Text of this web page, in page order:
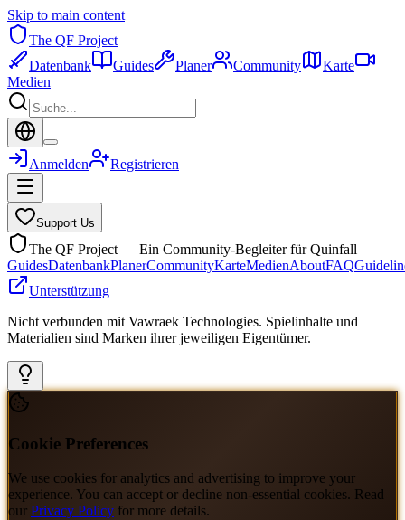
Skip to main content
The QF Project
Datenbank
Guides Planer Community
Karte
Medien
Anmelden Registrieren
Support Us
The QF Project — Ein Community-Begleiter für Quinfall
GuidesDatenbankPlanerCommunityKarteMedienAboutFAQ
Unterstützung
Nicht verbunden mit Vawraek Technologies. Spielinhalte und
Materialien sind Marken ihrer jeweiligen Eigentümer.
Cookie Preferences
We use cookies for analytics and advertising to improve your
experience. You can accept or decline non-essential cookies. Read
our Privacy Policy for more details.